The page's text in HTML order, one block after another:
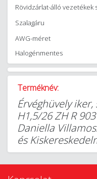
Rövidzárlat-álló vezetékek
Szalagáru
AWG-méret
Halogénmentes
Terméknév:
Érvéghüvely
H1,5/26 ZH R
Daniella
és